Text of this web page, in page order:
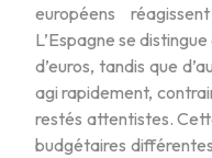
européens
L’Espagne se
d’euros, tandis que
agi rapidement,
restés attentistes.
budgétaires